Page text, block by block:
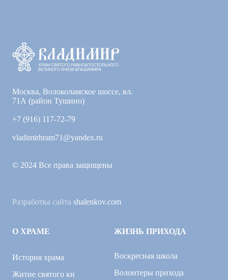
Москва, Волоколамское шоссе, вл.
71А (район Тушино)
+7 (916) 117-72-79
vladimirhram71@yandex.ru
© 2024 Все права защищены
Разработка сайта shalenkov.com
О ХРАМЕ
История храма
Житие святого кн
ЖИЗНЬ ПРИХОДА
Воскресная школа
Волонтеры прихода